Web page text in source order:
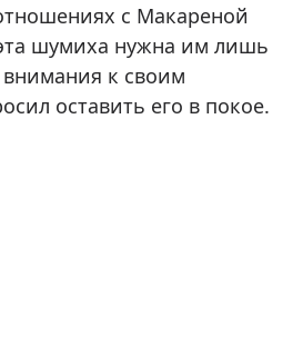
с Макареной
шумиха нужна им лишь
к своим
оставить его в покое.